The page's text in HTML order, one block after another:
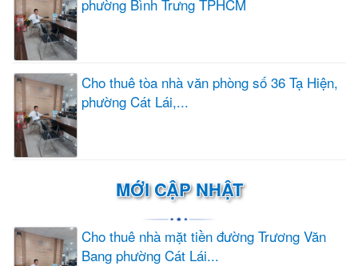
phường Bình Trưng TPHCM
Cho thuê tòa nhà văn phòng số 36 Tạ Hiện,
phường Cát Lái,...
MỚI CẬP NHẬT
Cho thuê nhà mặt tiền đường Trương Văn
Bang phường Cát Lái...